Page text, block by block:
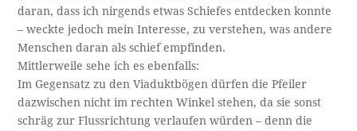
daran, dass ich nirgends etwas Schiefes entdecken konnte
– weckte jedoch mein Interesse, zu verstehen, was andere
Menschen daran als schief empfinden.
Mittlerweile sehe ich es ebenfalls:
Im Gegensatz zu den Viaduktbögen dürfen die Pfeiler
dazwischen nicht im rechten Winkel stehen, da sie sonst
schräg zur Flussrichtung verlaufen würden – denn die